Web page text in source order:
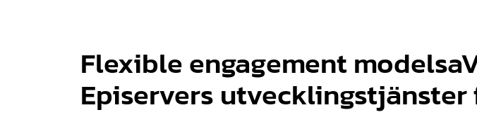
Flexible engagement
Episervers